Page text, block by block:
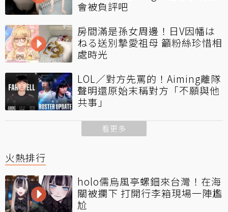
會被負評吧
房間滿是孫女周邊！日V因幡は
ねる送別摯愛祖母 籲粉絲珍惜相
處時光
LOL／對方先罵的！Aiming離隊
聲明還原始末稱對方「不願與他
共事」
看更多
火熱排行
holo儒烏風亭螺鈿來台灣！在海
關被攔下 打開行李箱現場一陣尷
尬